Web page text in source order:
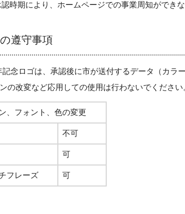
により、ホームページでの事業周知ができな
遵守事項
念ロゴは、承認後に市が送付するデータ（カラ
の改変など応用しての使用は行わないでください
、フォント、色の変更
不可
可
フレーズ 可